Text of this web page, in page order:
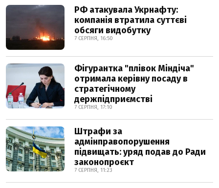
РФ атакувала Укрнафту:
компанія втратила суттєві
обсяги видобутку
7 СЕРПНЯ, 16:50
Фігурантка "плівок Міндіча"
отримала керівну посаду в
стратегічному
держпідприємстві
7 СЕРПНЯ, 17:10
Штрафи за
адмінправопорушення
підвищать: уряд подав до Ради
законопроєкт
7 СЕРПНЯ, 11:23